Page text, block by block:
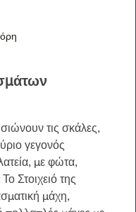
τις σκάλες,
γεγονός
με φώτα,
Στοιχειό της
μάχη,